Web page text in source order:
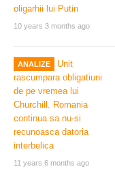
10 years 3 months ago
ANALIZE
11 years 6 months ago